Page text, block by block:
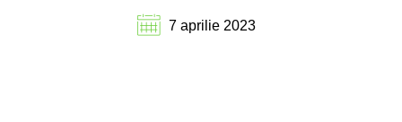
7 aprilie 2023